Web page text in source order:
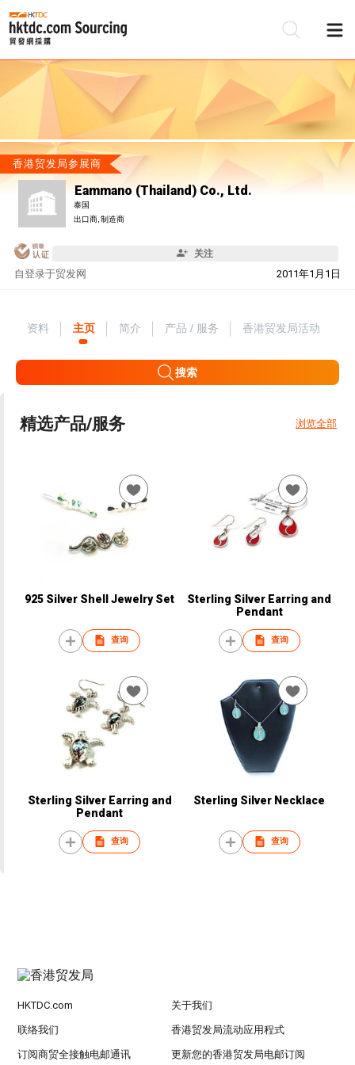
香港贸发局参展商
Eammano (Thailand) Co., Ltd.
泰国
出口商, 制造商
关注
自 2011年1月1日
登录于贸发网
资料 主页 简介 产品 / 服务 香港贸发局活动
搜索
精选产品/服务 浏览全部
925 Silver Shell Jewelry Set
查询
Sterling Silver Earring and
Pendant
查询
Sterling Silver Earring and
Pendant
查询
Sterling Silver Necklace
查询
HKTDC.com 关于我们
联络我们 香港贸发局流动应用程式
订阅商贸全接触电邮通讯 更新您的香港贸发局电邮订阅